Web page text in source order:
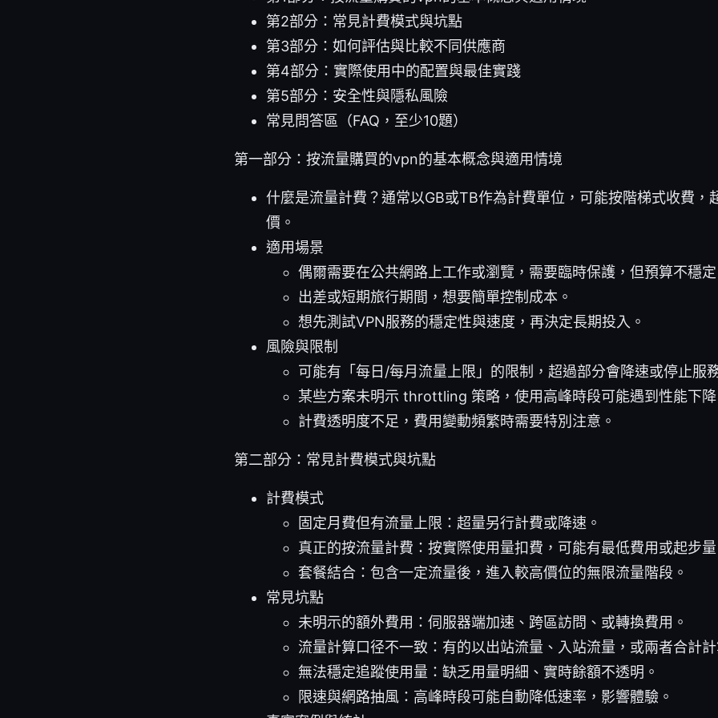
第2部分：常見計費模式與坑點
第3部分：如何評估與比較不同供應商
第4部分：實際使用中的配置與最佳實踐
第5部分：安全性與隱私風險
常見問答區（FAQ，至少10題）
第一部分：按流量購買的vpn的基本概念與適用情境
什麼是流量計費？通常以GB或TB作為計費單位，可能按階梯式收費，
價。
適用場景
偶爾需要在公共網路上工作或瀏覽，需要臨時保護，但預算不穩定
出差或短期旅行期間，想要簡單控制成本。
想先測試VPN服務的穩定性與速度，再決定長期投入。
風險與限制
可能有「每日/每月流量上限」的限制，超過部分會降速或停止服
某些方案未明示 throttling 策略，使用高峰時段可能遇到性能下降
計費透明度不足，費用變動頻繁時需要特別注意。
第二部分：常見計費模式與坑點
計費模式
固定月費但有流量上限：超量另行計費或降速。
真正的按流量計費：按實際使用量扣費，可能有最低費用或起步量
套餐結合：包含一定流量後，進入較高價位的無限流量階段。
常見坑點
未明示的額外費用：伺服器端加速、跨區訪問、或轉換費用。
流量計算口径不一致：有的以出站流量、入站流量，或兩者合計計
無法穩定追蹤使用量：缺乏用量明細、實時餘額不透明。
限速與網路抽風：高峰時段可能自動降低速率，影響體驗。